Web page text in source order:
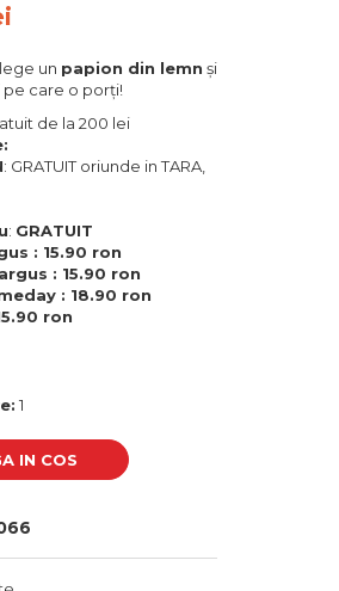
un papion din lemn și
care o porți!
de la 200 lei
: GRATUIT oriunde in TARA,
: GRATUIT
: 15.90 ron
: 15.90 ron
: 18.90 ron
ron
1
IN COS